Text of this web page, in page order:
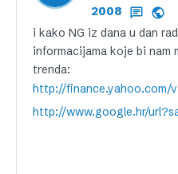
2008
i kako NG iz dana u dan
informacijama koje bi nam
trenda: